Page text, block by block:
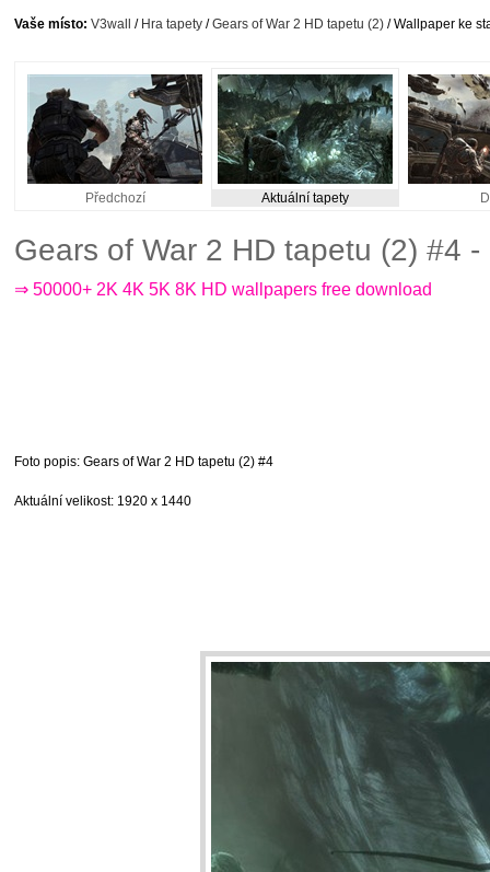
Vaše místo: V3wall / Hra tapety /Gears of War 2 HD tapetu (2) / Wallpaper ke
Předchozí Aktuální tapety
Gears of War 2 HD tapetu (2) #4
⇒ 50000+ 2K 4K 5K 8K HD wallpapers free download
Foto popis: Gears of War 2 HD tapetu (2) #4
Aktuální velikost: 1920 x 1440